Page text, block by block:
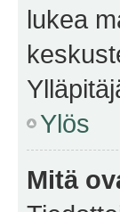
lukea
Ylös
Mitä